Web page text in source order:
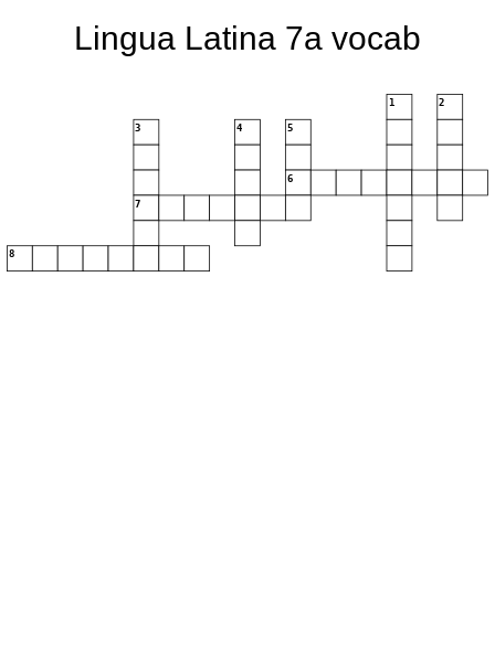
Lingua Latina 7a vocab
1 2
3 4 5
6
7
8